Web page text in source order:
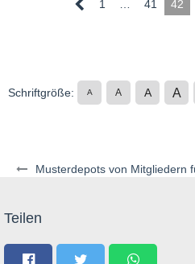
Musterdepots von Mitgliedern
1 … 41 42
Schriftgröße: A A A A
Teilen